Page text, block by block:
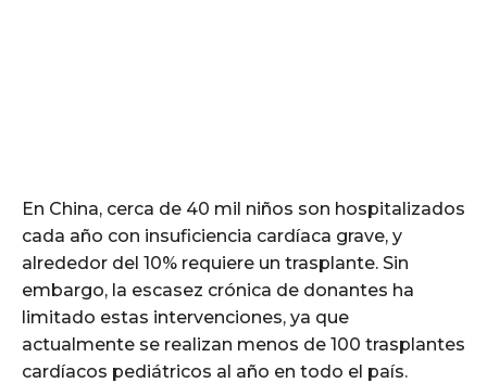
En China, cerca de 40 mil niños son hospitalizados
cada año con insuficiencia cardíaca grave, y
alrededor del 10% requiere un trasplante. Sin
embargo, la escasez crónica de donantes ha
limitado estas intervenciones, ya que
actualmente se realizan menos de 100 trasplantes
cardíacos pediátricos al año en todo el país.